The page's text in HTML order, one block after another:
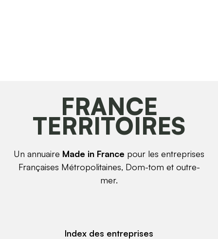
FRANCE
TERRITOIRES
Un annuaire Made in France pour les entreprises
Françaises Métropolitaines, Dom-tom et outre-
mer.
Index des entreprises